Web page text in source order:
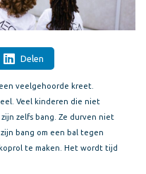
Delen
veelgehoorde kreet.
Veel kinderen die niet
zelfs bang. Ze durven niet
bang om een bal tegen
te maken. Het wordt tijd